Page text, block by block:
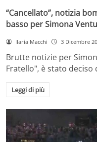
“Cancellato”, notizia
basso per Simona
Ilaria Macchi 3 Dicembre
Brutte notizie per
Fratello", è stato deciso
Leggi di più